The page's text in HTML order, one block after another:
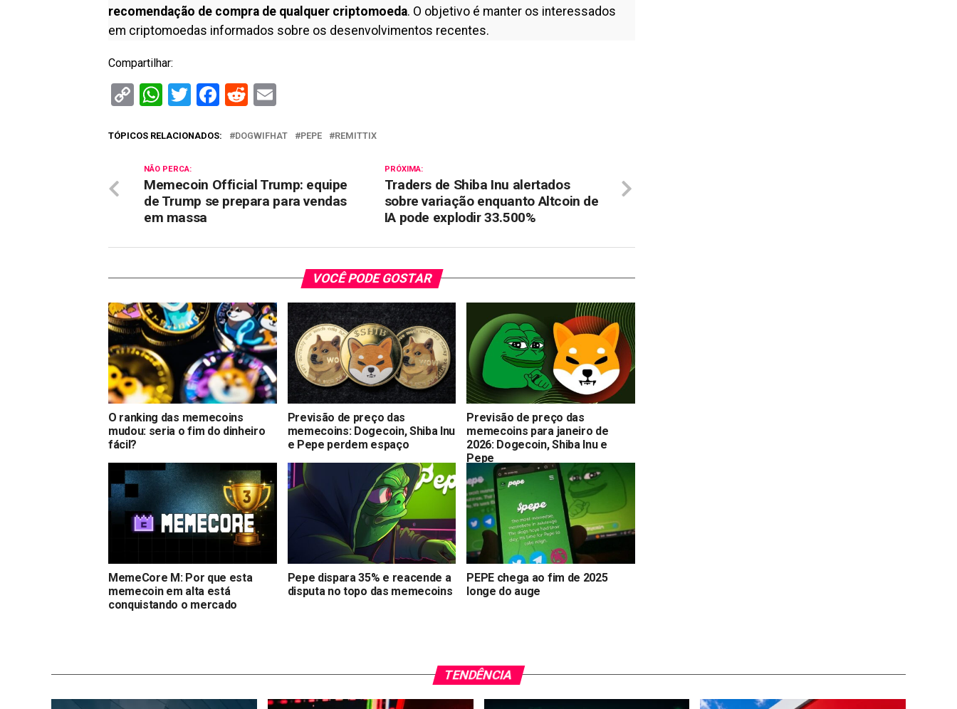
recomendação de compra de qualquer criptomoeda. O objetivo é manter os interessados
em criptomoedas informados sobre os desenvolvimentos recentes.
Compartilhar:
CopyWhatsApp
Twitter
Facebook
Reddit
TÓPICOS RELACIONADOS: DOGWIFHAT PEPE REMITTIX
PRÓXIMA:
Traders de Shiba Inu alertados
sobre variação enquanto Altcoin de
IA pode explodir 33.500%
NÃO PERCA:
Memecoin Official Trump: equipe
de Trump se prepara para vendas
em massa
VOCÊ PODE GOSTAR
O ranking das memecoins
mudou: seria o fim do dinheiro
fácil?
Previsão de preço das
memecoins: Dogecoin, Shiba Inu
e Pepe perdem espaço
Previsão de preço das
memecoins para janeiro de
2026: Dogecoin, Shiba Inu e
Pepe
MemeCore M: Por que esta
memecoin em alta está
conquistando o mercado
Pepe dispara 35% e reacende a
disputa no topo das memecoins
PEPE chega ao fim de 2025
longe do auge
TENDÊNCIA